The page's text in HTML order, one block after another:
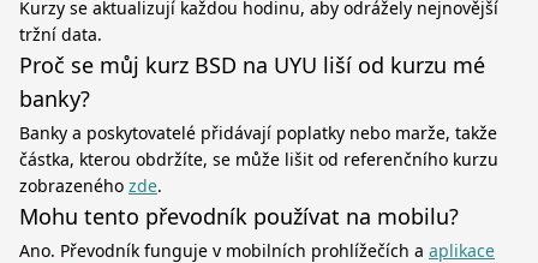
Kurzy se aktualizují každou hodinu, aby odrážely nejnovější
tržní data.
Proč se můj kurz BSD na UYU liší od kurzu mé
banky?
Banky a poskytovatelé přidávají poplatky nebo marže, takže
částka, kterou obdržíte, se může lišit od referenčního kurzu
zobrazeného zde.
Mohu tento převodník používat na mobilu?
Ano. Převodník funguje v mobilních prohlížečích a aplikace